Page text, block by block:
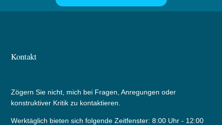
Kontakt
Zögern Sie nicht, mich bei Fragen, Anregungen oder
konstruktiver Kritik zu kontaktieren.
Werktäglich bieten sich folgende Zeitfenster: 8:00 Uhr - 12:00